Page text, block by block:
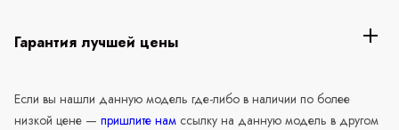
Гарантия лучшей цены
Если вы нашли данную модель где-либо в наличии по более
низкой цене — пришлите нам ссылку на данную модель в другом